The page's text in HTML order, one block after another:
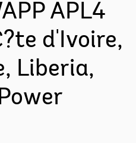
APL4
d'Ivoire,
Liberia,